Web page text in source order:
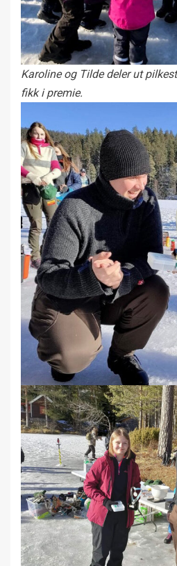
Karoline og Tilde deler ut
fikk i premie.